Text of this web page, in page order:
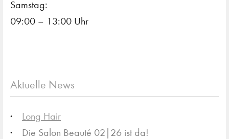
Samstag:
09:00 – 13:00 Uhr
Aktuelle News
Long Hair
Die Salon Beauté 02|26 ist da!